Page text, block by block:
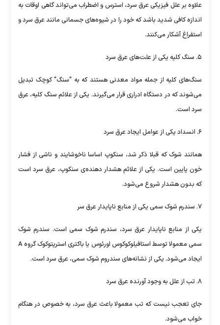
علاوه بر علل فیزیکی عرق سرد، استرس و اضطراب می‌تواند گاهی اوقات به
اندازه کافی شدید باشد که خود را در شیوه‌های جسمانی مانند عرق سرد و
استفراغ آشکار می‌کنند.
۵. سنگ کلیه یکی از علت‌های عرق سرد
سنگ‌های کلیه از جمله مواد معدنی هستند که به "سنگ" کوچک تبدیل
می‌شوند که در دستگاه ادراری قرار می‌گیرند. یکی از علائم سنگ کلیه، عرق
سرد است.
۶. انسداد یکی از عوامل ایجاد عرق سرد
همانند شوک که قبلا ذکر شد، سنکوپ اساسا ناخوشایند و ناشی از فشار
خون پایین است. یکی از علائم هشدار دهنده‌ی سنکوپ، عرق سرد است
که بدون هشدار شروع می‌شود.
۷. سندرم شوک سمی یکی از منابع ناپایدار عرق سر
یکی از منابع ناپایدار عرق سرد، سندرم شوک سمی است. سندرم شوک
سمی معمولا توسط استافیلوکوکوس اورئوس یا باکتری استرپتوکوک گروه A
ایجاد می‌شود. یکی از نشانه‌های سندروم شوک سمی، عرق سرد است.
۸. تب از علل به وجود آورنده عرق سرد
جای تعجب نیست که تب معمولا باعث عرق سرد، به خصوص در هنگام
خواب می‌شود.